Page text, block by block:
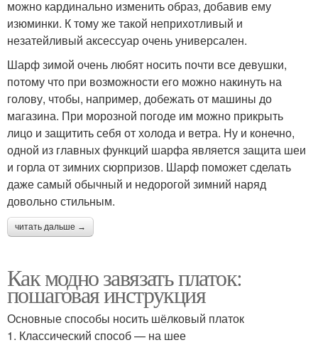
можно кардинально изменить образ, добавив ему
изюминки. К тому же такой неприхотливый и
незатейливый аксессуар очень универсален.
Шарф зимой очень любят носить почти все девушки,
потому что при возможности его можно накинуть на
голову, чтобы, например, добежать от машины до
магазина. При морозной погоде им можно прикрыть
лицо и защитить себя от холода и ветра. Ну и конечно,
одной из главных функций шарфа является защита шеи
и горла от зимних сюрпризов. Шарф поможет сделать
даже самый обычный и недорогой зимний наряд
довольно стильным.
читать дальше →
Как модно завязать платок:
пошаговая инструкция
Основные способы носить шёлковый платок
1. Классический способ — на шее